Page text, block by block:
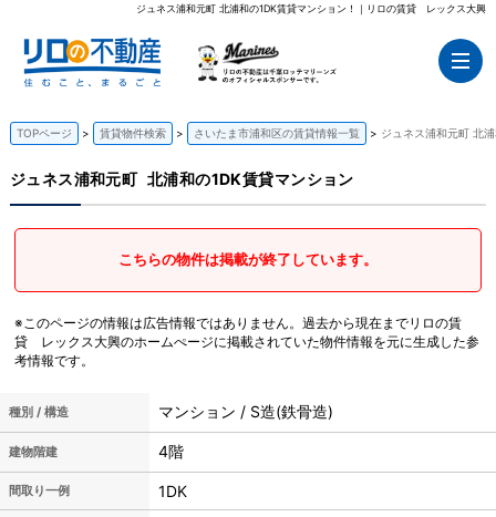
ジュネス浦和元町 北浦和の1DK賃貸マンション！｜リロの賃貸 レックス大興
TOPページ 賃貸物件検索 さいたま市浦和区の賃貸情報一覧 ジュネス浦和元町 北
ジュネス浦和元町 北浦和の1DK賃貸マンション
こちらの物件は掲載が終了しています。
※このページの情報は広告情報ではありません。過去から現在までリロの賃
貸 レックス大興のホームぺージに掲載されていた物件情報を元に生成した参
考情報です。
種別 / 構造 マンション / S造(鉄骨造)
建物階建 4階
間取り一例 1DK